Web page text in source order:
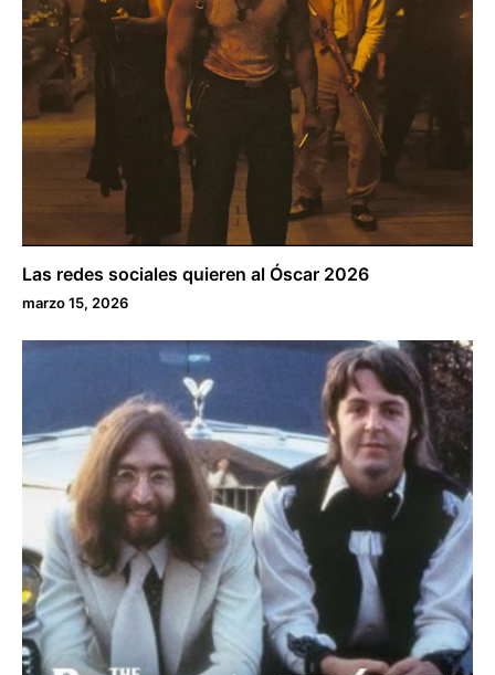
Las redes sociales quieren al Óscar 2026
marzo 15, 2026